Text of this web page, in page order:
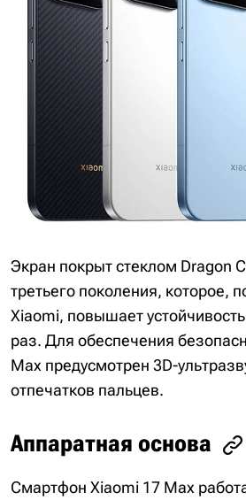
Экран покрыт стеклом Dragon
третьего поколения, которое,
Xiaomi, повышает
раз. Для обеспечения
Max предусмотрен 3D-
отпечатков пальцев.
Аппаратная основа
Смартфон Xiaomi 17 Max